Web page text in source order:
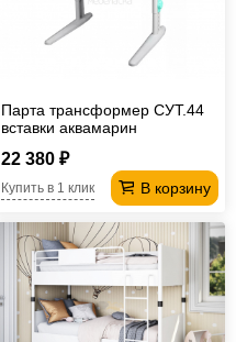
Парта трансформер СУТ.44
вставки аквамарин
22 380 ₽
В корзину
Купить в 1 клик